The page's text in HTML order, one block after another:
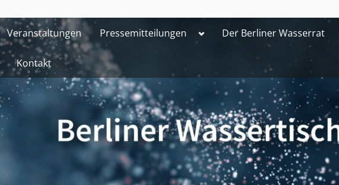
Veranstaltungen Pressemitteilungen ToggleDer Berliner Wasserrat
Kontakt